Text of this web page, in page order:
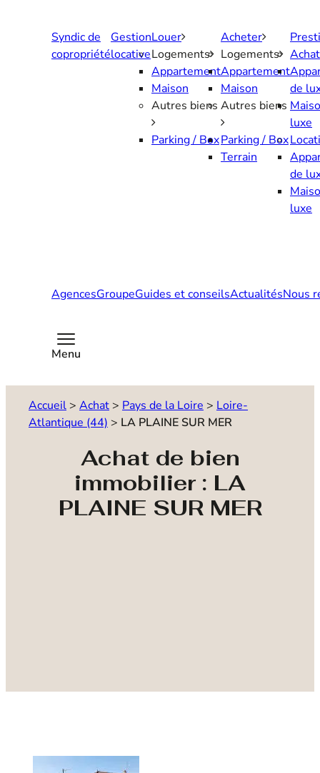
Syndic de
copropriété
Gestion
locative
Louer
Logements
Appartement
Maison
Autres biens
Parking / Box
Acheter
Logements
Appartement
Maison
Autres biens
Parking / Box
Terrain
Achat
de
luxe
de
luxe
AgencesGroupeGuides et conseilsActualitésNous
Menu
Accueil > Achat > Pays de la Loire > Loire-
Atlantique (44) > LA PLAINE SUR MER
Achat de bien
immobilier : LA
PLAINE SUR MER